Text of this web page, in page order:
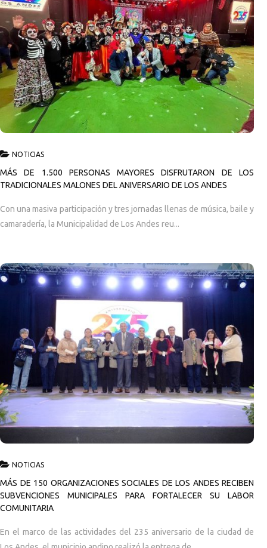
NOTICIAS
MÁS DE 1.500 PERSONAS MAYORES DISFRUTARON DE LOS
TRADICIONALES MALONES DEL ANIVERSARIO DE LOS ANDES
Con una masiva participación y tres jornadas llenas de música, baile y
camaradería, la Municipalidad de Los Andes reu...
NOTICIAS
MÁS DE 150 ORGANIZACIONES SOCIALES DE LOS ANDES RECIBEN
SUBVENCIONES MUNICIPALES PARA FORTALECER SU LABOR
COMUNITARIA
En el marco de las actividades del 235 aniversario de la ciudad de